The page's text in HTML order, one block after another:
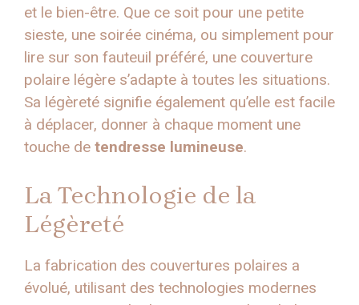
et le bien-être. Que ce soit pour une petite
sieste, une soirée cinéma, ou simplement pour
lire sur son fauteuil préféré, une couverture
polaire légère s’adapte à toutes les situations.
Sa légèreté signifie également qu’elle est facile
à déplacer, donner à chaque moment une
touche de tendresse lumineuse.
La Technologie de la
Légèreté
La fabrication des couvertures polaires a
évolué, utilisant des technologies modernes